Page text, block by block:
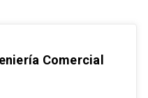
Comercial